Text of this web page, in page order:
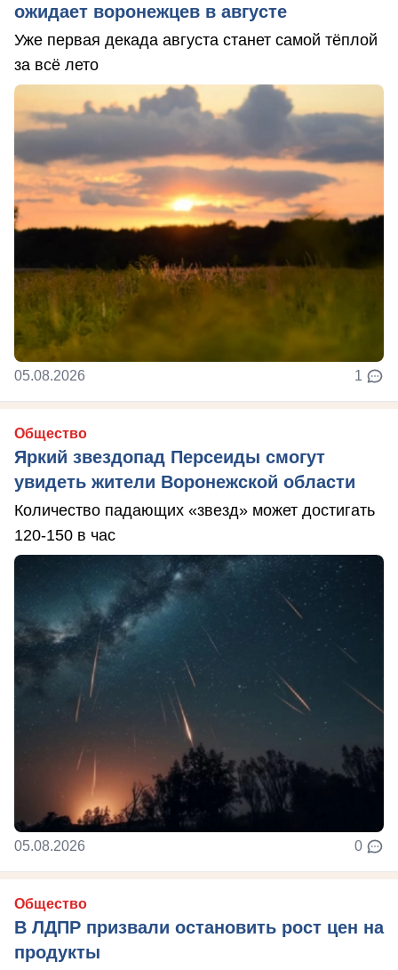
ожидает воронежцев в августе
Уже первая декада августа станет самой тёплой
за всё лето
05.08.2026 1
Общество
Яркий звездопад Персеиды смогут
увидеть жители Воронежской области
Количество падающих «звезд» может достигать
120-150 в час
05.08.2026 0
Общество
В ЛДПР призвали остановить рост цен на
продукты